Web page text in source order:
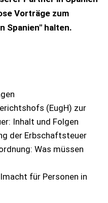
Vorträge zum
Spanien" halten.
(EugH) zur
Inhalt und Folgen
der Erbschaftsteuer
Was müssen
für Personen in